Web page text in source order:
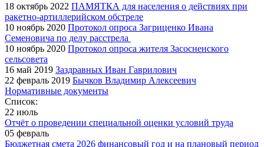
18 октябрь 2022 ПАМЯТКА для населения о действиях при
ракетно-артиллерийском обстреле
10 ноябрь 2020 Протокол опроса Загриценко Ивана
Семеновича по делу расстрела
10 ноябрь 2020 Протокол опроса жителя Засосненского
сельсовета
16 май 2019 Заздравных Иван Гаврилович
22 февраль 2019 Бычков Владимир Алексеевич
Нормативные документы
Список:
22 июль
Отчёт о проведении специальной оценки условий труда
05 февраль
Бюджетная смета 2026 финансовый год и на плановый период